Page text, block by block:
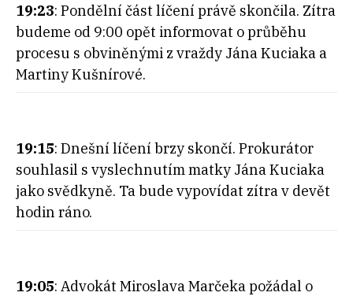
19:23: Pondělní část líčení právě skončila. Zítra
budeme od 9:00 opět informovat o průběhu
procesu s obviněnými z vraždy Jána Kuciaka a
Martiny Kušnírové.
19:15: Dnešní líčení brzy skončí. Prokurátor
souhlasil s vyslechnutím matky Jána Kuciaka
jako svědkyně. Ta bude vypovídat zítra v devět
hodin ráno.
19:05: Advokát Miroslava Marčeka požádal o